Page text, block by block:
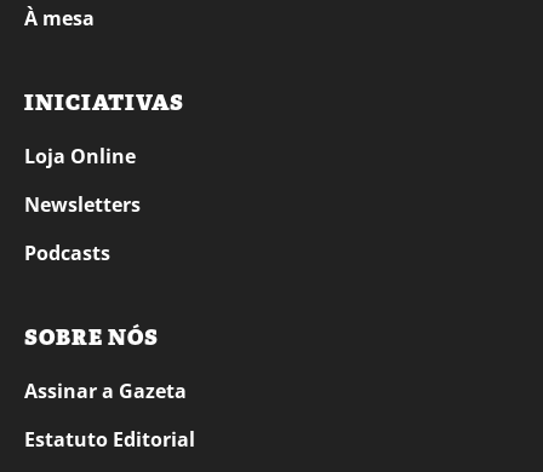
À mesa
INICIATIVAS
Loja Online
Newsletters
Podcasts
SOBRE NÓS
Assinar a Gazeta
Estatuto Editorial